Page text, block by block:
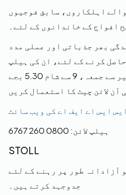
اہلکاروں، سابق فوجیوں
افواج کے خاندانوں کے لئے۔
بھر جذباتی اور عملی مدد
کرنے کے لئے، ان کی ہیلپ
لائن پر کال کریں یا پیر سے جمعہ، 9 سے شام 5.30 بجے
ایس ایس اے ایف اے کی ویب سائٹ
ہیلپ لائن: 0800 260 6767
STOLL
آزادانہ طور پر رہنے کے لئے
جدوجہد کرتے ہیں۔